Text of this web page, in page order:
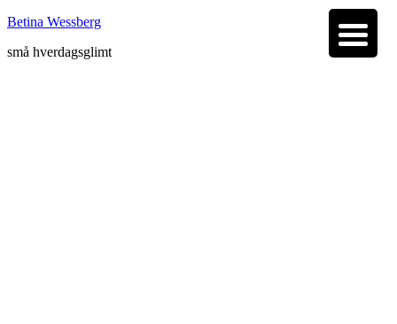
Betina Wessberg
små hverdagsglimt